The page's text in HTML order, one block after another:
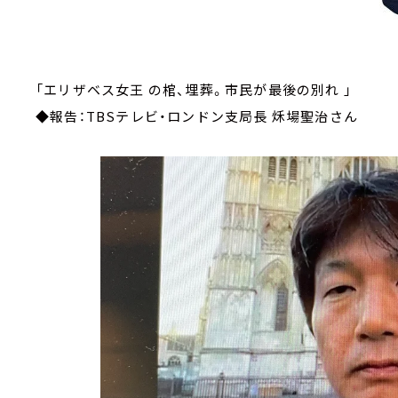
「エリザベス女王 の棺、埋葬。市民が最後の
◆報告：TBSテレビ・ロンドン支局長 秌場聖治さん